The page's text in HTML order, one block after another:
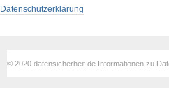
Datenschutzerklärung
© 2020 datensicherheit.de Informationen zu